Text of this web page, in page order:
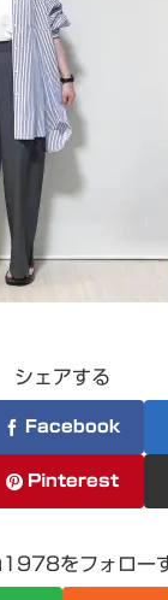
シェアする
Facebook
Pinterest
をフォロー